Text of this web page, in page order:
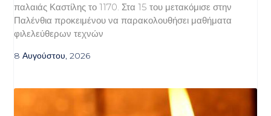
παλαιάς Καστίλης το 1170. Στα 15 του μετακόμισε στην
Παλένθια προκειμένου να παρακολουθήσει μαθήματα
φιλελεύθερων τεχνών
8 Αυγούστου, 2026